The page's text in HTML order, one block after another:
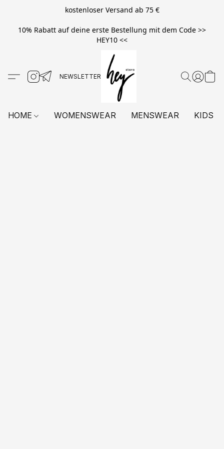
kostenloser Versand ab 75 €
10% Rabatt auf deine erste Bestellung mit dem Code >>
HEY10 <<
HOME WOMENSWEAR MENSWEAR KIDS